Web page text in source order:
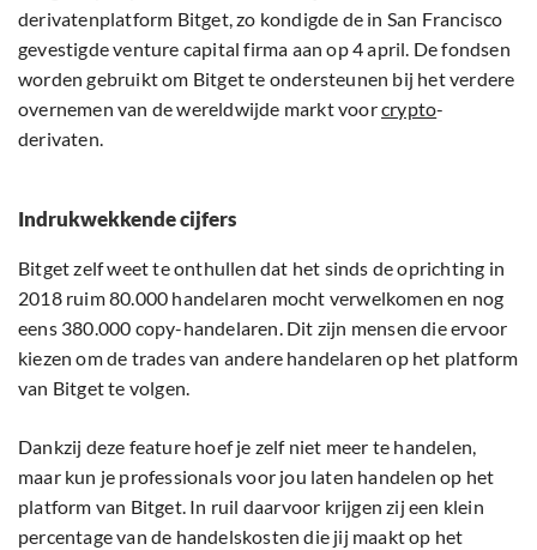
derivatenplatform Bitget, zo kondigde de in San Francisco
gevestigde venture capital firma aan op 4 april. De fondsen
worden gebruikt om Bitget te ondersteunen bij het verdere
overnemen van de wereldwijde markt voorcrypto-
derivaten.
Indrukwekkende cijfers
Bitget zelf weet te onthullen dat het sinds de oprichting in
2018 ruim 80.000 handelaren mocht verwelkomen en nog
eens 380.000 copy-handelaren. Dit zijn mensen die ervoor
kiezen om de trades van andere handelaren op het platform
van Bitget te volgen.
Dankzij deze feature hoef je zelf niet meer te handelen,
maar kun je professionals voor jou laten handelen op het
platform van Bitget. In ruil daarvoor krijgen zij een klein
percentage van de handelskosten die jij maakt op het